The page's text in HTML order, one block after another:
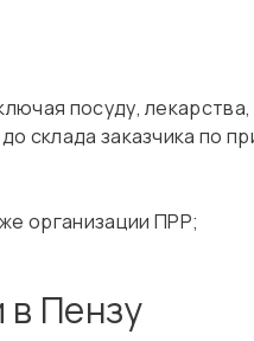
посуду, лекарства,
склада заказчика по
организации ПРР;
в Пензу